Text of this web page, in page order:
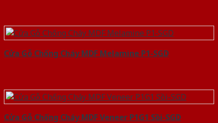
Cửa Gỗ Chống Cháy MDF Melamine P1-SGD
Cửa Gỗ Chống Cháy MDF Veneer P1G1 Sồi-SGD